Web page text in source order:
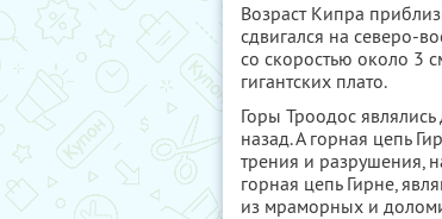
Возраст Кипра
сдвигался на северо-
со скоростью около 3
гигантских плато.
Горы Троодос
назад. А горная цепь
трения и разрушения,
горная цепь Гирне,
из мраморных и